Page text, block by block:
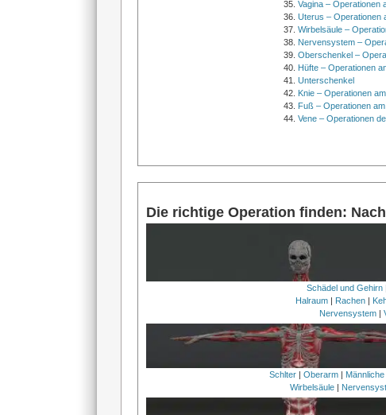
Vagina – Operationen
Uterus – Operationen
Wirbelsäule –
Nervensystem –
Oberschenkel –
Hüfte – Operationen
Unterschenkel
Knie – Operationen
Fuß – Operationen
Vene – Operationen
Die richtige Operation finden:
Schädel und Gehirn
Halraum
Rachen
Nervensystem|
Schlter |Oberarm |
Wirbelsäule|